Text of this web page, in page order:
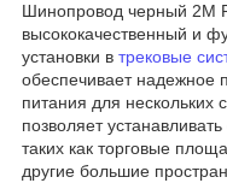
Шинопровод черный 2М
высококачественный и
установки в трековые
обеспечивает надежное
питания для нескольких
позволяет
таких как торговые
другие большие